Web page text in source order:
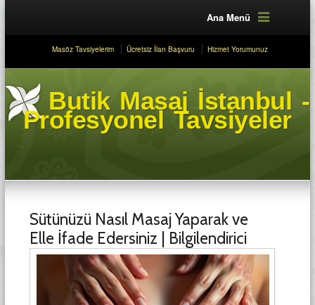
Ana Menü
Masöz Tavsiyelerim Ücretsiz İlan Başvuru Hizmet Yorumunuz
Butik Masaj İstanbul -
Profesyonel Tavsiyeler
Sütünüzü Nasıl Masaj Yaparak ve
Elle İfade Edersiniz | Bilgilendirici